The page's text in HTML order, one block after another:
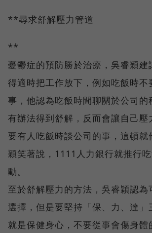
**尋求舒解壓力管道
**
憂鬱症的預防勝於治療，吳睿穎建
得適時把工作放下，例如吃飯時不
事，他認為吃飯時間聊關於公司的
有辦法得到舒解，反而會讓自己壓
要有人吃飯時談公司的事，這頓就
穎笑著說，1111人力銀行就推行
動。
至於舒解壓力的方法，吳睿穎認為
選擇，但是要堅持「保、力、達」
就是保健身心，不要從事會傷身體